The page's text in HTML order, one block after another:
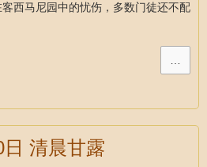
西马尼园中的忧伤，多数门徒还不配
…
日 清晨甘露